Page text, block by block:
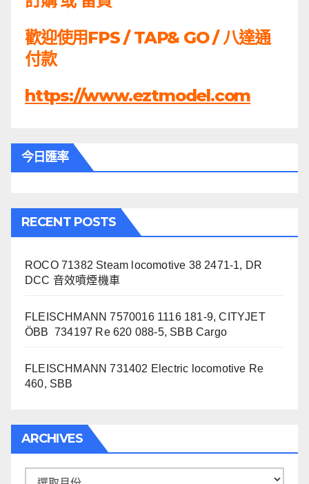
歡迎使用FPS / TAP& GO / 八達通
付款
https://www.eztmodel.com
今日匯率
RECENT POSTS
ROCO 71382 Steam locomotive 38 2471-1, DR
DCC 音效噴煙機車
FLEISCHMANN 7570016 1116 181-9, CITYJET
ÖBB 734197 Re 620 088-5, SBB Cargo
FLEISCHMANN 731402 Electric locomotive Re
460, SBB
ARCHIVES
Archives